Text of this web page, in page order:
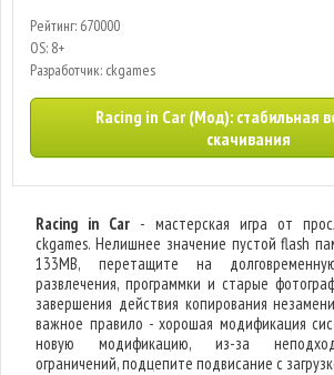
Рейтинг: 670000
OS: 8+
Разработчик: ckgames
Racing in Car (Мод): стабильная
скачивания
Racing in Car - мастерская игра от
ckgames. Нелишнее значение пустой flash
133MB, перетащите на
развлечения, программки и старые
завершения действия копирования
важное правило - хорошая модификация
новую модификацию, из-за
ограничений, подцепите подвисание с